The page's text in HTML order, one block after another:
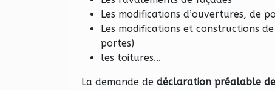
Les modifications d’ouvertures, de
Les modifications et constructions
portes)
les toitures...
La demande de déclaration préalable